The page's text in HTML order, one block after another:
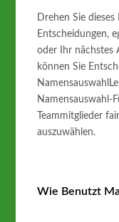
Drehen Sie
Entscheidungen,
oder Ihr nächstes
können Sie
Namensauswahl-
Teammitglieder
auszuwählen.
Wie Benutzt